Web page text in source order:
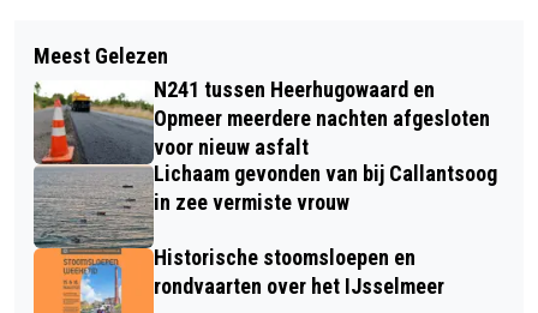
FATIMA VERGEET DOOR HET SPORTEN
DE STRESS
FIETSER GEWOND GERAAKT OP
ROTONDE HERTOG AALBRECHTWEG
EN SCHINKELWAARD ALKMAAR
Meest Gelezen
N241 tussen Heerhugowaard en
Opmeer meerdere nachten afgesloten
voor nieuw asfalt
Lichaam gevonden van bij Callantsoog
in zee vermiste vrouw
Historische stoomsloepen en
rondvaarten over het IJsselmeer